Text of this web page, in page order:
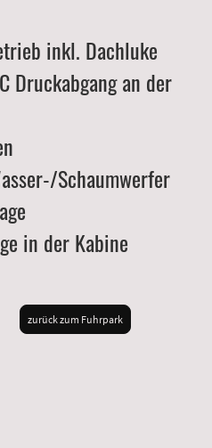
inkl. Dachluke
Druckabgang an der
Schaumwerfer
in der Kabine
zurück zum Fuhrpark